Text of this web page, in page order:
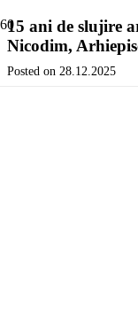
15 ani de slujire
Nicodim,
Posted on 28.12.2025